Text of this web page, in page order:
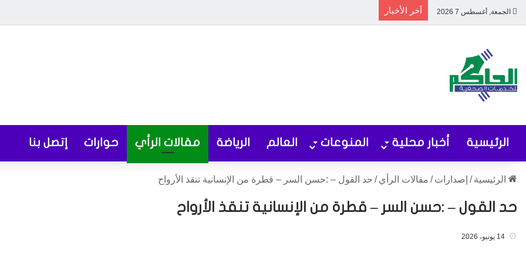
الجمعة, أغسطس 7 2026 آخر الأخبار
الرئيسية أخبار محلية المنوعات العالم الرياضة مقالات الرأي حوارات إتصل بنا
الرئيسية / إصدارات / مقالات الرأي / حد القول – :حسن السر – قطرة من الإنسانية تنقذ الأرواح
حد القول – :حسن السر – قطرة من الإنسانية تنقذ الأرواح
14 يونيو، 2026